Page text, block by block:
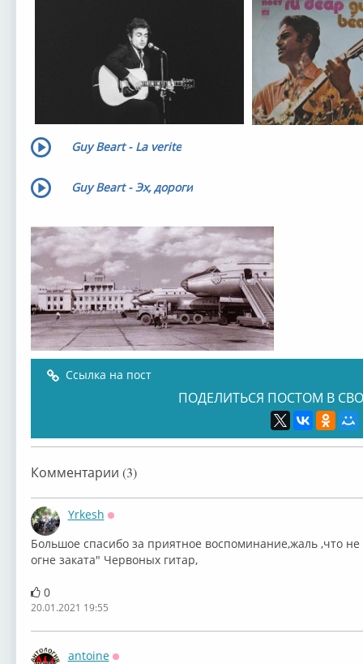
Guy Beart - La verite
Guy Beart - Эх, дороги
Ссылка на пост
ПОДЕЛИТЬСЯ ПОСТОМ В
Комментарии (3)
Yrkesh
Большое спасибо за приятное воспоминание,жаль ,что
огне заката" Червоных гитар,
0
20.01.2021 19:55
antoine